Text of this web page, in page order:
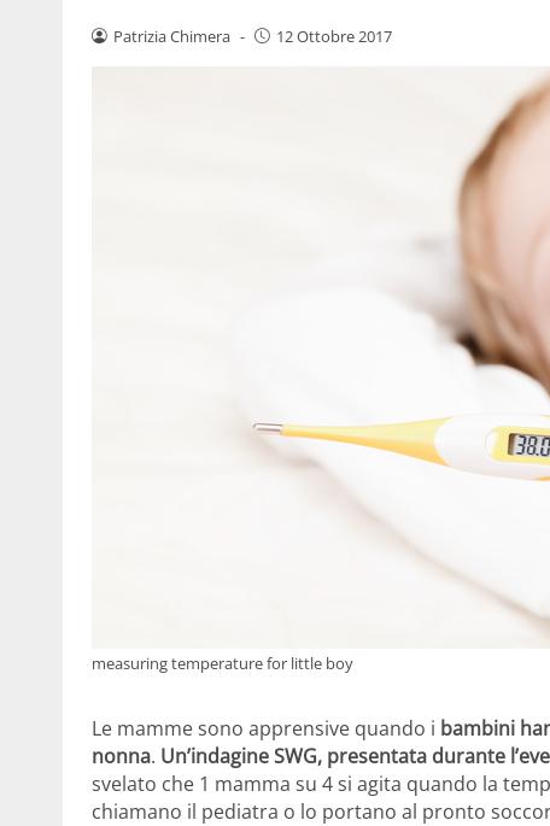
Patrizia Chimera - 12 Ottobre 2017
measuring temperature for little boy
Le mamme sono apprensive quando i bambini
nonna. Un’indagine SWG, presentata durante
svelato che 1 mamma su 4 si agita quando la
chiamano il pediatra o lo portano al pronto